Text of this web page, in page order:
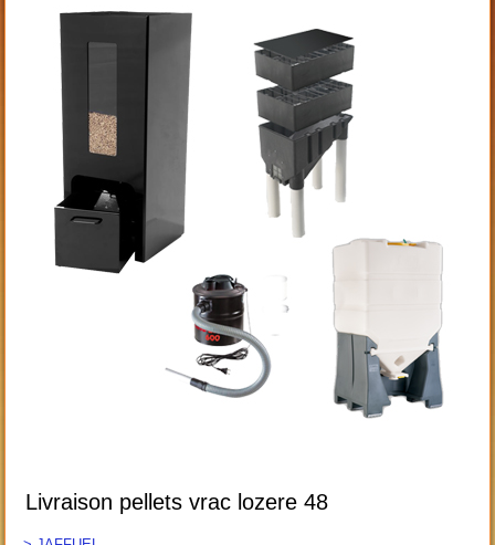
Livraison pellets vrac lozere 48